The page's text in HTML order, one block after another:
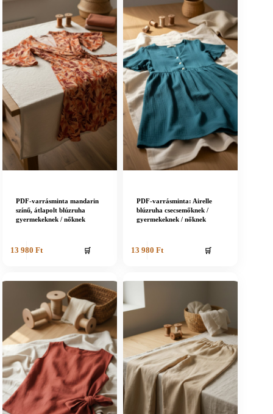
PDF-varrásminta mandarin
színű, átlapolt blúzruha
gyermekeknek / nőknek
13 980 Ft 🛒
PDF-varrásminta: Airelle
blúzruha csecsemőknek /
gyermekeknek / nőknek
13 980 Ft 🛒